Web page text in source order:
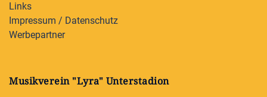
Links
Impressum / Datenschutz
Werbepartner
Musikverein "Lyra" Unterstadion